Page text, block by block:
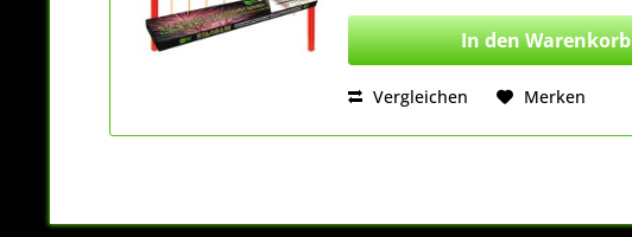
In denWarenkorb
Vergleichen Merken